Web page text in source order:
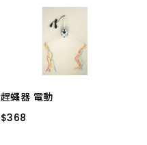
趕蠅器 電動
$368
$368